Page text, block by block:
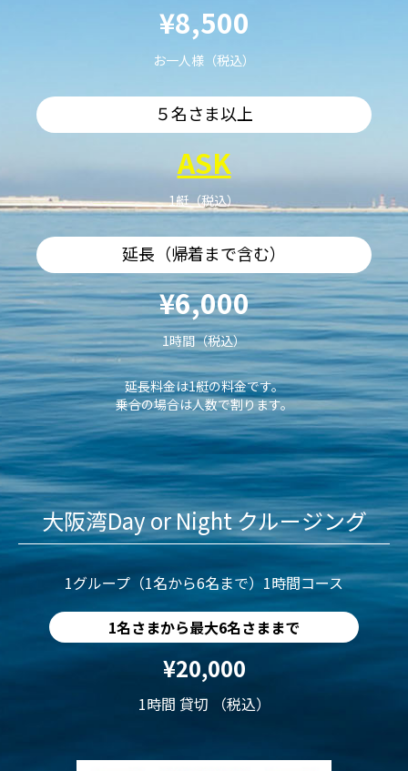
¥8,500
お一人様（税込）
５名さま以上
ASK
1艇（税込）
延長（帰着まで含む）
¥6,000
1時間（税込）
延長料金は1艇の料金です。
乗合の場合は人数で割ります。
大阪湾Day or Night クルージング
1グループ（1名から6名まで）1時間コース
1名さまから最大6名さままで
¥20,000
1時間 貸切 （税込）